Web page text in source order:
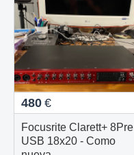
480 €
Focusrite Clarett+ 8Pre
USB 18x20 - Como